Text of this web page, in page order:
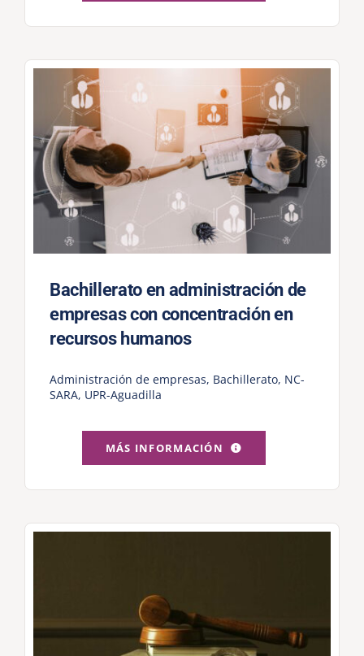
Bachillerato en administración de
empresas con concentración en
recursos humanos
Administración de empresas, Bachillerato, NC-
SARA, UPR-Aguadilla
MÁS INFORMACIÓN